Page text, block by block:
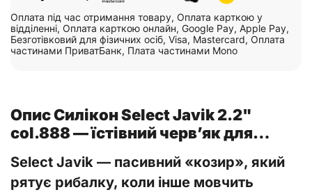
Оплата під час отримання товару, Оплата карткою у
відділенні, Оплата карткою онлайн, Google Pay, Apple Pay,
Безготівковий для фізичних осіб, Visa, Mastercard, Оплата
частинами ПриватБанк, Плата частинами Mono
Опис Силікон Select Javik 2.2"
col.888 — їстівний черв’як для
Select Javik — пасивний «козир», який
рятує рибалку, коли інше мовчить